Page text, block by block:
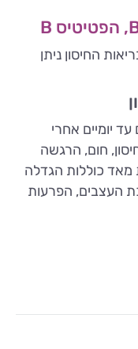
החיסון ניתן
עד יומיים אחרי
חום, הרגשה
מאד כוללות הגדלה
העצבים, הפרעות